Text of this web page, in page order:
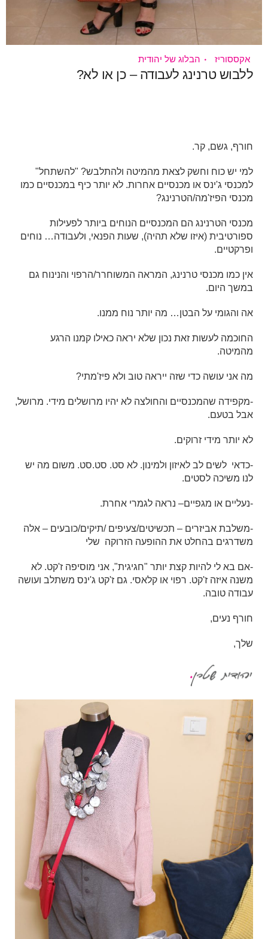
אקססוריז הבלוג של יהודית
ללבוש טרנינג לעבודה – כן או לא?
חורף, גשם, קר.
למי יש כוח וחשק לצאת מהמיטה ולהתלבש? "להשתחל"
למכנסי ג'ינס או מכנסיים אחרות. לא יותר כיף במכנסיים כמו
מכנסי הפיז'מה/הטרנינג?
מכנסי הטרנינג הם המכנסיים הנוחים ביותר לפעילות
ספורטיבית (איזו שלא תהיה), שעות הפנאי, ולעבודה… נוחים
ופרקטיים.
אין כמו מכנסי טרנינג, המראה המשוחרר/הרפוי והנינוח גם
במשך היום.
אה והגומי על הבטן… מה יותר נוח ממנו.
החוכמהלעשות זאת נכון שלא יראה כאילו קמנו הרגע
מהמיטה.
מה אני עושה כדי שזה ייראה טוב ולא פיז'מתי?
-מקפידה שהמכנסיים והחולצה לא יהיו מרושלים מידי. מרושל,
אבל בטעם.
לא יותר מידי זרוקים.
-כדאי לשים לב לאיזון ולמינון. לא סט. סט.סט. משום מה יש
לנו משיכה לסטים.
-נעליים או מגפיים– נראה לגמרי אחרת.
-משלבת אביזרים – תכשיטים/צעיפים /תיקים/כובעים – אלה
משדרגים בהחלט את ההופעה הזרוקה שלי
-אם בא לי להיות קצת יותר "חגיגית", אני מוסיפה ז'קט. לא
משנה איזה ז'קט. רפוי או קלאסי. גם ז'קט ג'ינס משתלב ועושה
עבודה טובה.
חורף נעים,
שלך,